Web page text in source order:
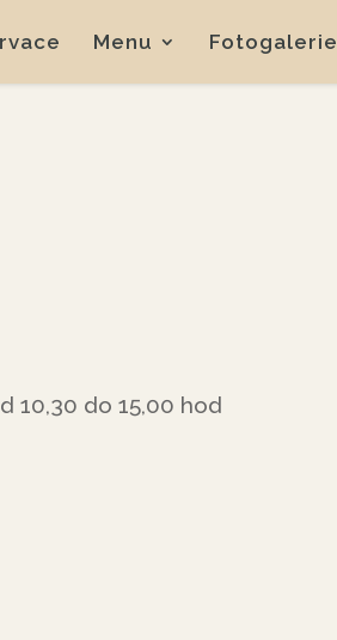
Menu Fotogalerie
10,30 do 15,00 hod